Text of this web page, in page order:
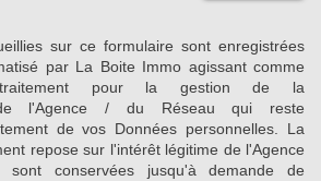
sur ce formulaire sont enregistrées
par La Boite Immo agissant comme
traitement pour la gestion de la
de l'Agence / du Réseau qui reste
de vos Données personnelles. La
repose sur l'intérêt légitime de l'Agence
conservées jusqu'à demande de